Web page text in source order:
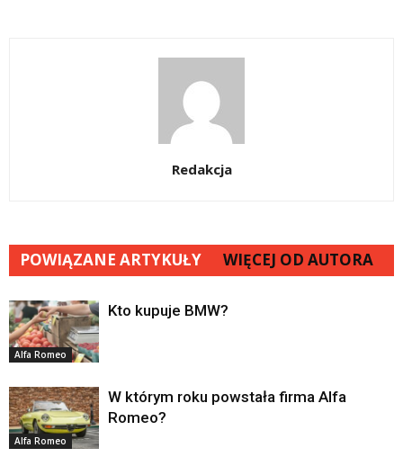
Redakcja
POWIĄZANE ARTYKUŁY WIĘCEJ OD AUTORA
Alfa Romeo
Kto kupuje BMW?
Alfa Romeo
W którym roku powstała firma Alfa
Romeo?